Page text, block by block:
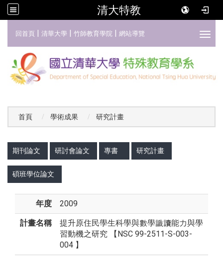
清大特教
回首頁 | 清華大學 | 竹師教育學院 | 網站導覽
首頁 學術成果 研究計畫
期刊論文 研討會論文 專書 研究計畫
碩班學位論文
年度 2009
計畫名稱
提升原住民學生科學與數學識讀能力與學
習動機之研究 【NSC 99-2511-S-003-
004 】